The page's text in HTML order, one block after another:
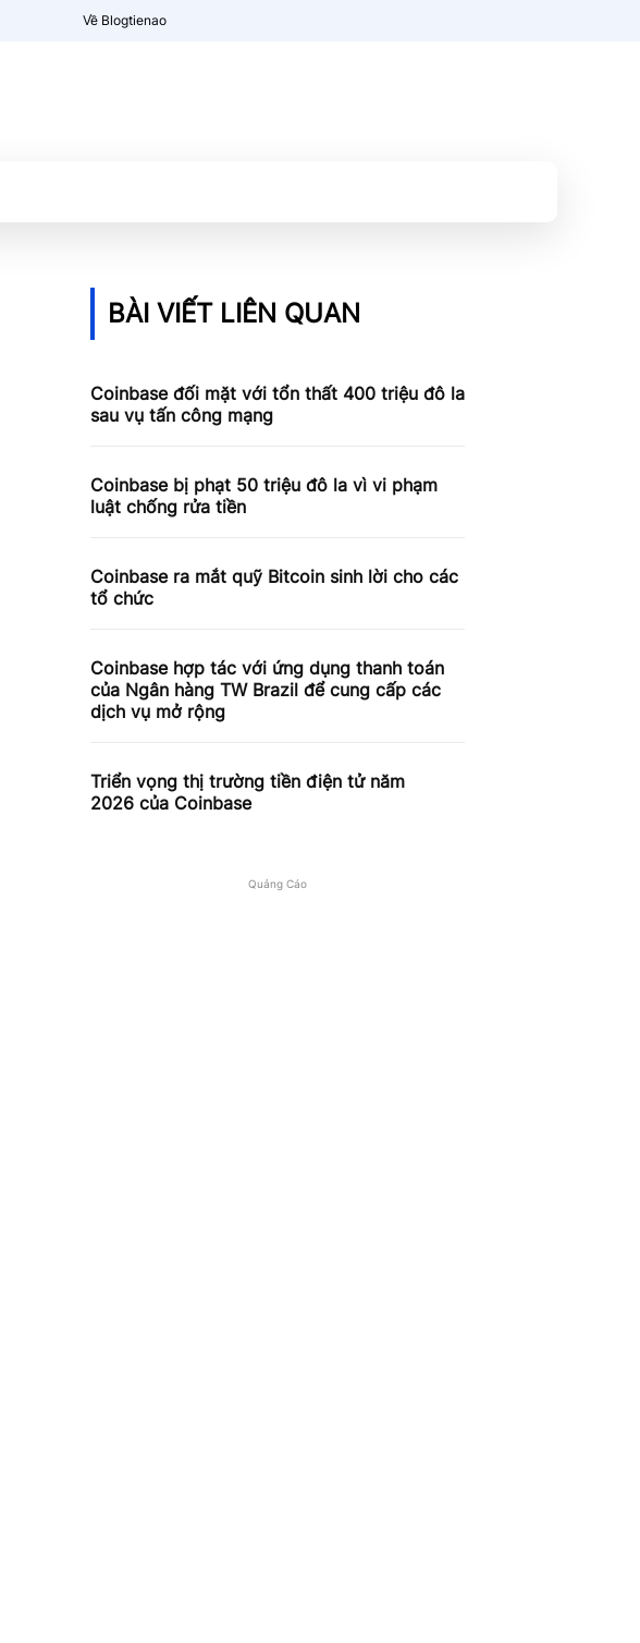
Về Blogtienao
BÀI VIẾT LIÊN QUAN
Coinbase đối mặt với tổn thất 400 triệu đô la
sau vụ tấn công mạng
Coinbase bị phạt 50 triệu đô la vì vi phạm
luật chống rửa tiền
Coinbase ra mắt quỹ Bitcoin sinh lời cho các
tổ chức
Coinbase hợp tác với ứng dụng thanh toán
của Ngân hàng TW Brazil để cung cấp các
dịch vụ mở rộng
Triển vọng thị trường tiền điện tử năm
2026 của Coinbase
Quảng Cáo